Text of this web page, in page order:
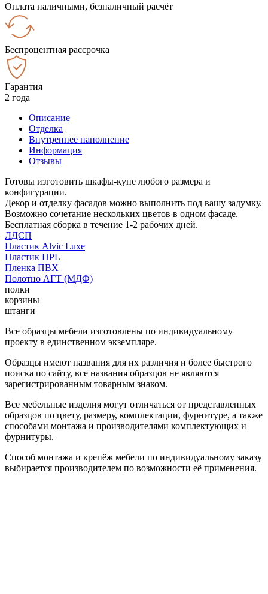
Оплата наличными, безналичный расчёт
Беспроцентная рассрочка
Гарантия
2 года
Описание
Отделка
Внутреннее наполнение
Информация
Отзывы
Готовы изготовить шкафы-купе любого размера и
конфигурации.
Декор и отделку фасадов можно выполнить под вашу задумку.
Возможно сочетание нескольких цветов в одном фасаде.
Бесплатная сборка в течение 1-2 рабочих дней.
ЛДСП
Пластик Alvic Luxe
Пластик HPL
Пленка ПВХ
Полотно АГТ (МДФ)
полки
корзины
штанги
Все образцы мебели изготовлены по индивидуальному
проекту в единственном экземпляре.
Образцы имеют названия для их различия и более быстрого
поиска по сайту, все названия образцов не являются
зарегистрированным товарным знаком.
Все мебельные изделия могут отличаться от представленных
образцов по цвету, размеру, комплектации, фурнитуре, а также
способами монтажа и производителями комплектующих и
фурнитуры.
Способ монтажа и крепёж мебели по индивидуальному заказу
выбирается производителем по возможности её применения.